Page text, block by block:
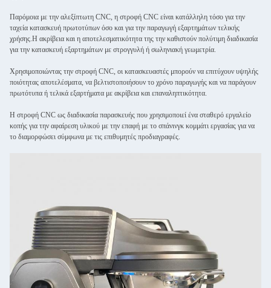
Παρόμοια με την αλεξίπτωτη CNC, η στροφή CNC είναι κατάλληλη τόσο για την
ταχεία κατασκευή πρωτοτύπων όσο και για την παραγωγή εξαρτημάτων τελικής
χρήσης.Η ακρίβεια και η αποτελεσματικότητα της την καθιστούν πολύτιμη διαδικασία
για την κατασκευή εξαρτημάτων με στρογγυλή ή σωληνιακή γεωμετρία.
Χρησιμοποιώντας την στροφή CNC, οι κατασκευαστές μπορούν να επιτύχουν υψηλής
ποιότητας αποτελέσματα, να βελτιστοποιήσουν το χρόνο παραγωγής και να παράγουν
πρωτότυπα ή τελικά εξαρτήματα με ακρίβεια και επαναληπτικότητα.
Η στροφή CNC ως διαδικασία παρασκευής που χρησιμοποιεί ένα σταθερό εργαλείο
κοπής για την αφαίρεση υλικού με την επαφή με το σπάνινγκ κομμάτι εργασίας για να
το διαμορφώσει σύμφωνα με τις επιθυμητές προδιαγραφές.